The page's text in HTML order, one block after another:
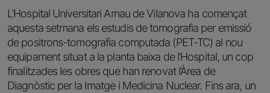
L’Hospital Universitari Arnau de Vilanova ha començat
aquesta setmana els estudis de tomografia per emissió
de positrons-tomografia computada (PET-TC) al nou
equipament situat a la planta baixa de l’Hospital, un cop
finalitzades les obres que han renovat l’Àrea de
Diagnòstic per la Imatge i Medicina Nuclear. Fins ara, un